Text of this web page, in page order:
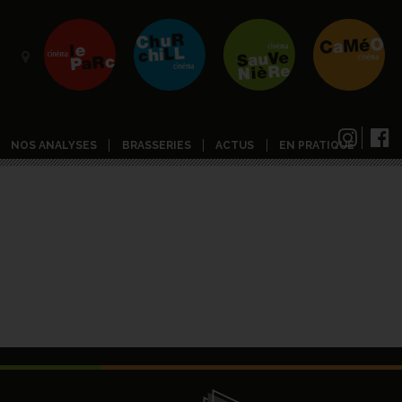
NOS ANALYSES BRASSERIES ACTUS EN PRATIQUE